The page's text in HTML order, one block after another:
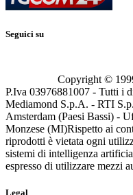
Seguici su
Copyright ©
P.Iva 03976881007 - Tutti i
Mediamond S.p.A. - RTI
Amsterdam (Paesi Bassi) -
Monzese (MI)Rispetto ai
riprodotti è vietata ogni
sistemi di intelligenza
espresso di utilizzare mezzi
Legal